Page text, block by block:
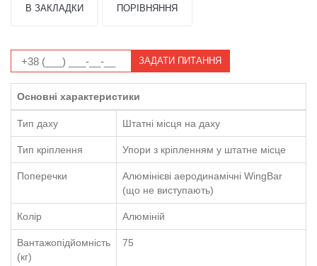
В ЗАКЛАДКИ ПОРІВНЯННЯ
ЗАДАТИ ПИТАННЯ
Основні характеристики
Тип даху Штатні місця на даху
Тип кріплення Упори з кріпленням у штатне місце
Поперечки
Алюмінієві аеродинамічні WingBar
(що не виступають)
Колір Алюміній
Вантажопідйомність
(кг)
75